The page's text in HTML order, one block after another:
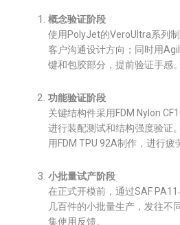
概念验证阶段
使用PolyJet的VeroUltra系列
客户沟通设计方向；同时用
键和包胶部分，提前验证手感。
功能验证阶段
关键结构件采用FDM Nylon
进行装配测试和结构强度验证
用FDM TPU 92A制作，进行疲
小批量试产阶段
在正式开模前，通过SAF
几百件的小批量生产，发往不
集使用反馈。